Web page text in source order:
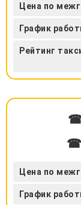
Цена по
График
Рейтинг
☎
☎
Цена по
График